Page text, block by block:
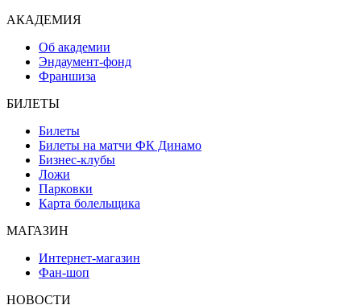
АКАДЕМИЯ
Об академии
Эндаумент-фонд
Франшиза
БИЛЕТЫ
Билеты
Билеты на матчи ФК Динамо
Бизнес-клубы
Ложи
Парковки
Карта болельщика
МАГАЗИН
Интернет-магазин
Фан-шоп
НОВОСТИ